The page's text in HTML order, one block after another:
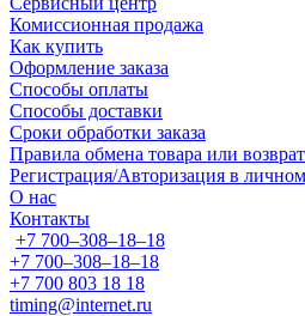
Комиссионная продажа
Как купить
Оформление заказа
Способы оплаты
Способы доставки
Сроки обработки заказа
Правила обмена товара или
Регистрация/Авторизация в
О нас
Контакты
+7 700‒308‒18‒18
+7 700‒308‒18‒18
+7 700 803 18 18
timing@internet.ru